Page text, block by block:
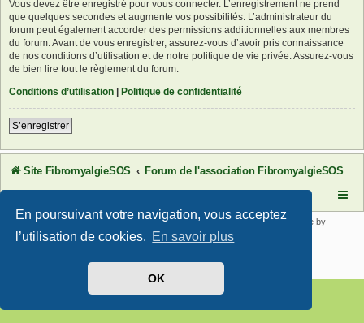
En poursuivant votre navigation, vous acceptez
l’utilisation de cookies. En savoir plus
OK
Vous devez être enregistré pour vous connecter. L’enregistrement ne prend
que quelques secondes et augmente vos possibilités. L’administrateur du
forum peut également accorder des permissions additionnelles aux membres
du forum. Avant de vous enregistrer, assurez-vous d’avoir pris connaissance
de nos conditions d’utilisation et de notre politique de vie privée. Assurez-vous
de bien lire tout le règlement du forum.
Conditions d’utilisation
Politique de confidentialité
S’enregistrer
Site FibromyalgieSOS Forum de l'association FibromyalgieSOS
Développé parphpBB® Forum Software © phpBB Limited | SE Square by
PhpBB3 BBCodes
Confidentialité|Conditions